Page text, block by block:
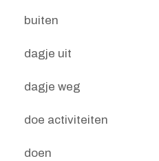
buiten
dagje uit
dagje weg
doe activiteiten
doen